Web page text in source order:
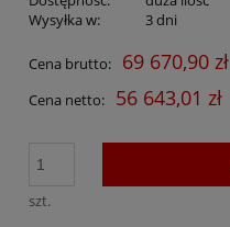
Wysyłka w:
3 dni
Cena brutto: 69 670,90 zł
Cena netto: 56 643,01 zł
szt.